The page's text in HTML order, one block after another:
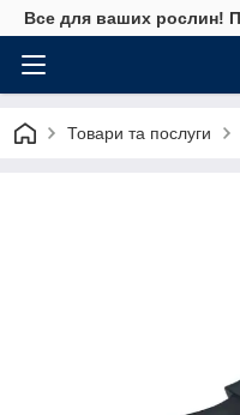
Все для ваших рослин!
Товари та послуги